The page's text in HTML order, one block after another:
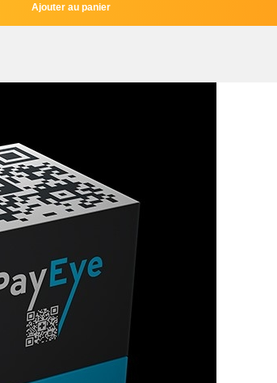
Ajouter au panier